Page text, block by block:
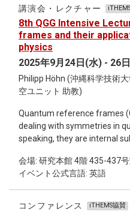
講演会・レクチャー
8th QGG Intensive
frames and their
physics
2025年9月24日(水) - 26
Philipp Höhn (沖縄科学技術
空ユニット 助教)
Quantum reference frames
dealing with symmetries in
speaking, they are internal
and constitute the means for
from the inside in purely
crucial for describing and
external reference frame for
会場: 研究本館 4階 435-437
イベント公式言語: 英語
コンファレンス iTHEMS協賛